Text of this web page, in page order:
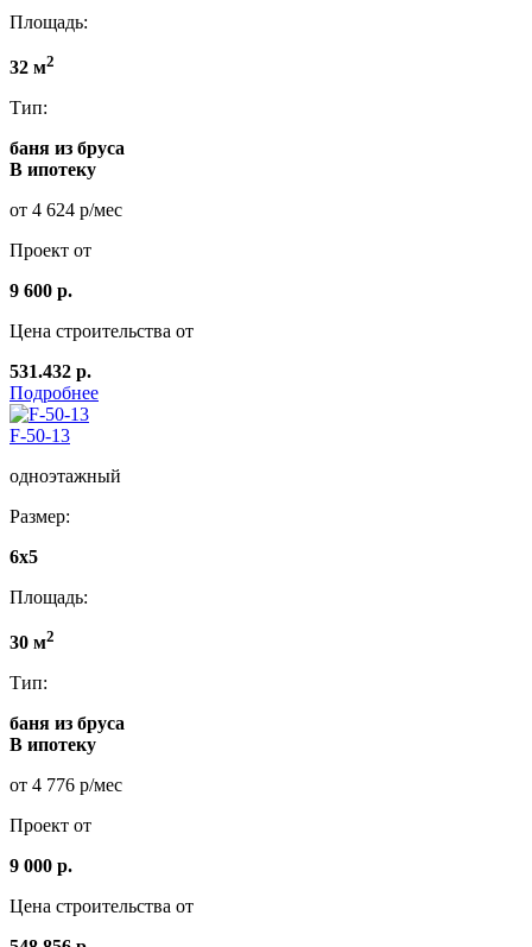
Площадь:
32 м2
Тип:
баня из бруса
В ипотеку
от 4 624 р/мес
Проект от
9 600 р.
Цена строительства от
531.432 р.
Подробнее
F-50-13
одноэтажный
Размер:
6x5
Площадь:
30 м2
Тип:
баня из бруса
В ипотеку
от 4 776 р/мес
Проект от
9 000 р.
Цена строительства от